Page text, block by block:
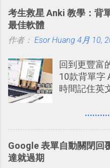
蒐小誌：
Twitter除了
者，只要進
跟隨者、被
個非常好玩
Twitter
3D視圖有
你非常方便
Twit...
內，玩家可
Firefox 4 和
念」的管理
Google
著 Trello ，
一篇完整的
一時間推薦
澱自己的
學。 2015/
考生救星 Anki 教學：背
最佳軟體
作者： Esor Huang 4月 10,
回到更豐富
10款背單字
時間記住英
短期記憶
強；然後下
Google 表單自動關閉回
達就過期